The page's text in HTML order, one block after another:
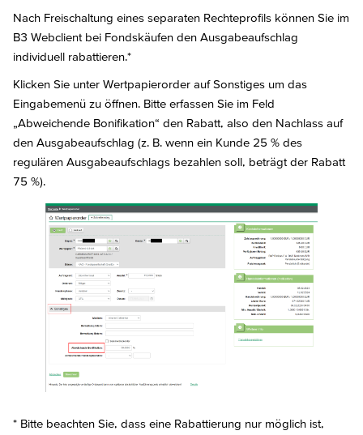
Nach Freischaltung eines separaten Rechteprofils können Sie im
B3 Webclient bei Fondskäufen den Ausgabeaufschlag
individuell rabattieren.*
Klicken Sie unter Wertpapierorder auf Sonstiges um das
Eingabemenü zu öffnen. Bitte erfassen Sie im Feld
„Abweichende Bonifikation“ den Rabatt, also den Nachlass auf
den Ausgabeaufschlag (z. B. wenn ein Kunde 25 % des
regulären Ausgabeaufschlags bezahlen soll, beträgt der Rabatt
75 %).
* Bitte beachten Sie, dass eine Rabattierung nur möglich ist,